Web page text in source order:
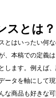
スとは？
とはいったい何な
、本稿での定義
します。例えば
ータを軸にして
な商品も好きな